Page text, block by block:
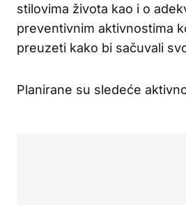
stilovima života kao i o
preventivnim aktivnostima
preuzeti kako bi sačuvali
Planirane su sledeće